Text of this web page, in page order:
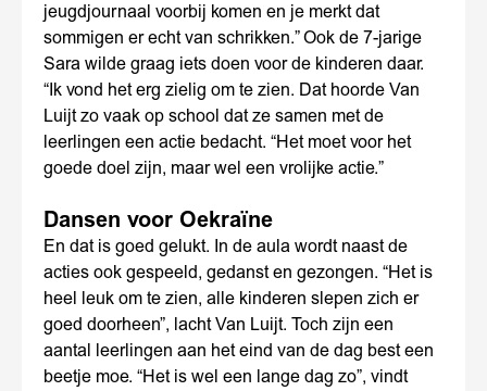
jeugdjournaal voorbij komen en je merkt dat
sommigen er echt van schrikken.” Ook de 7-jarige
Sara wilde graag iets doen voor de kinderen daar.
“Ik vond het erg zielig om te zien. Dat hoorde Van
Luijt zo vaak op school dat ze samen met de
leerlingen een actie bedacht. “Het moet voor het
goede doel zijn, maar wel een vrolijke actie.”
Dansen voor Oekraïne
En dat is goed gelukt. In de aula wordt naast de
acties ook gespeeld, gedanst en gezongen. “Het is
heel leuk om te zien, alle kinderen slepen zich er
goed doorheen”, lacht Van Luijt. Toch zijn een
aantal leerlingen aan het eind van de dag best een
beetje moe. “Het is wel een lange dag zo”, vindt